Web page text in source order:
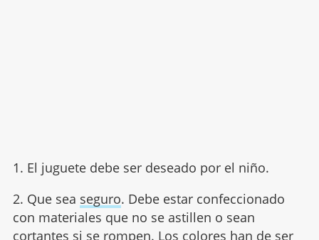
1. El juguete debe ser deseado por el niño.
2. Que sea seguro. Debe estar confeccionado
con materiales que no se astillen o sean
cortantes si se rompen. Los colores han de ser